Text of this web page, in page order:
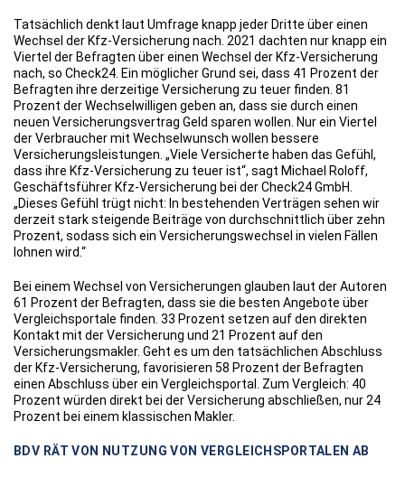
Tatsächlich denkt laut Umfrage knapp jeder Dritte über einen
Wechsel der Kfz-Versicherung nach. 2021 dachten nur knapp ein
Viertel der Befragten über einen Wechsel der Kfz-Versicherung
nach, so Check24. Ein möglicher Grund sei, dass 41 Prozent der
Befragten ihre derzeitige Versicherung zu teuer finden. 81
Prozent der Wechselwilligen geben an, dass sie durch einen
neuen Versicherungsvertrag Geld sparen wollen. Nur ein Viertel
der Verbraucher mit Wechselwunsch wollen bessere
Versicherungsleistungen. „Viele Versicherte haben das Gefühl,
dass ihre Kfz-Versicherung zu teuer ist“, sagt Michael Roloff,
Geschäftsführer Kfz-Versicherung bei der Check24 GmbH.
„Dieses Gefühl trügt nicht: In bestehenden Verträgen sehen wir
derzeit stark steigende Beiträge von durchschnittlich über zehn
Prozent, sodass sich ein Versicherungswechsel in vielen Fällen
lohnen wird.“
Bei einem Wechsel von Versicherungen glauben laut der Autoren
61 Prozent der Befragten, dass sie die besten Angebote über
Vergleichsportale finden. 33 Prozent setzen auf den direkten
Kontakt mit der Versicherung und 21 Prozent auf den
Versicherungsmakler. Geht es um den tatsächlichen Abschluss
der Kfz-Versicherung, favorisieren 58 Prozent der Befragten
einen Abschluss über ein Vergleichsportal. Zum Vergleich: 40
Prozent würden direkt bei der Versicherung abschließen, nur 24
Prozent bei einem klassischen Makler.
BDV RÄT VON NUTZUNG VON VERGLEICHSPORTALEN AB